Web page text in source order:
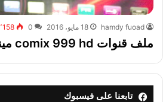
hamdy fuoad 18 مايو، 2016 0
ملف قنوات comix 999 hd مينى
تابعنا على فيسبوك